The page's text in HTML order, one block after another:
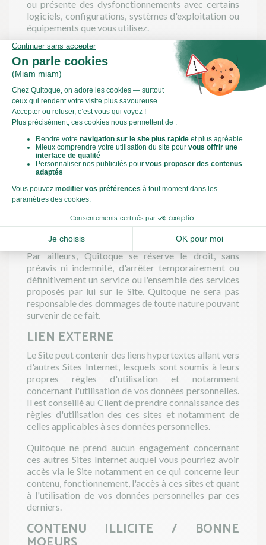
ou présente des dysfonctionnements avec certains
logiciels, configurations, systèmes d'exploitation ou
équipements que vous utilisez.
Il vous incombe de protéger vos équipements
techniques notamment contre toute forme de
contamination par des virus et/ou de tentative
d'intrusion et d'effectuer toutes sauvegarde de vos
données, Quitoque ne pourra en être tenu pour
responsable.
Vous êtes seul responsable de l'utilisation que vous
pouvez faire du service et ne vous ne sauriez tenir
responsable le Site pour toute réclamation et/ou
procédure faite à son encontre.
Le Site se réserve le droit d'apporter à ses services
toutes les modifications et améliorations qu'il jugera
dommages de toute nature pouvant survenir de ce
Par ailleurs, Quitoque se réserve le droit, sans
préavis ni indemnité, d'arrêter temporairement ou
définitivement un service ou l'ensemble des services
proposés par lui sur le Site. Quitoque ne sera pas
responsable des dommages de toute nature pouvant
survenir de ce fait.
LIEN EXTERNE
Le Site peut contenir des liens hypertextes allant vers
d'autres Sites Internet, lesquels sont soumis à leurs
propres règles d'utilisation et notamment
concernant l'utilisation de vos données personnelles.
Il est conseillé au Client de prendre connaissance des
règles d'utilisation des ces sites et notamment de
celles applicables à ses données personnelles.
Quitoque ne prend aucun engagement concernant
ces autres Sites Internet auquel vous pourriez avoir
accès via le Site notamment en ce qui concerne leur
contenu, fonctionnement, l'accès à ces sites et quant
à l'utilisation de vos données personnelles par ces
derniers.
CONTENU ILLICITE / BONNE